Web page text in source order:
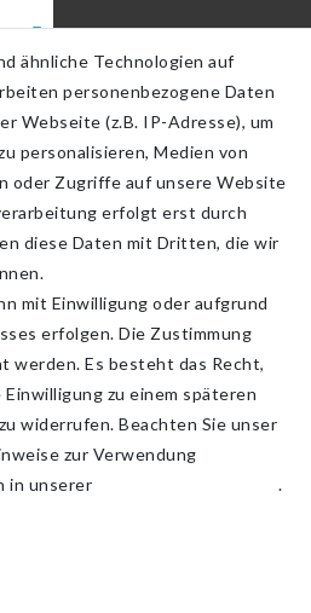
ähnliche Technologien auf
personenbezogene Daten
Webseite (z.B. IP-Adresse), um
personalisieren, Medien von
oder Zugriffe auf unsere Website
erfolgt erst durch
diese Daten mit Dritten, die wir
mit Einwilligung oder aufgrund
erfolgen. Die Zustimmung
werden. Es besteht das Recht,
zu einem späteren
widerrufen. Beachten Sie unser
zur Verwendung
in unserer
.